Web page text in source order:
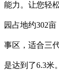
能力。让您轻
园占地约302
事区，适合三
是达到了6.3米